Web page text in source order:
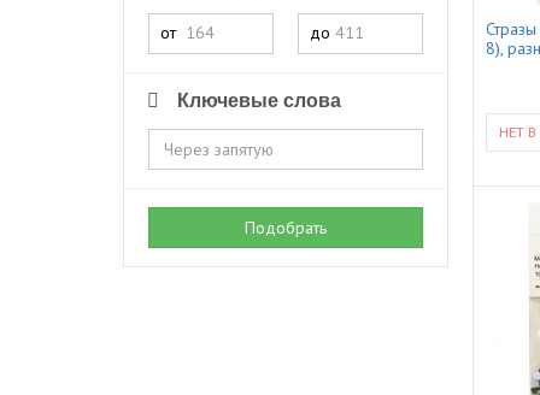
от до
Ключевые слова
Подобрать
8),
НЕТ